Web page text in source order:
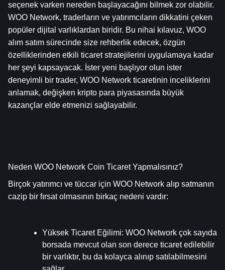
seçenek varken nereden başlayacağını bilmek zor olabilir.
WOO Network, traderların ve yatırımcıların dikkatini çeken
popüler dijital varlıklardan biridir. Bu nihai kılavuz, WOO
alım satım sürecinde size rehberlik edecek, özgün
özelliklerinden etkili ticaret stratejilerini uygulamaya kadar
her şeyi kapsayacak. İster yeni başlıyor olun ister
deneyimli bir trader, WOO Network ticaretinin inceliklerini
anlamak, değişken kripto para piyasasında büyük
kazançlar elde etmenizi sağlayabilir.
Neden WOO Network Coin Ticaret Yapmalısınız?
Birçok yatırımcı ve tüccar için WOO Network alıp satmanın
cazip bir fırsat olmasının birkaç nedeni vardır:
Yüksek Ticaret Eğilimi: WOO Network çok sayıda
borsada mevcut olan son derece ticaret edilebilir
bir varlıktır, bu da kolayca alınıp satılabilmesini